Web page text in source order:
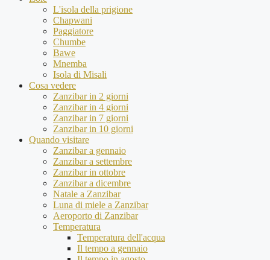
L'isola della prigione
Chapwani
Paggiatore
Chumbe
Bawe
Mnemba
Isola di Misali
Cosa vedere
Zanzibar in 2 giorni
Zanzibar in 4 giorni
Zanzibar in 7 giorni
Zanzibar in 10 giorni
Quando visitare
Zanzibar a gennaio
Zanzibar a settembre
Zanzibar in ottobre
Zanzibar a dicembre
Natale a Zanzibar
Luna di miele a Zanzibar
Aeroporto di Zanzibar
Temperatura
Temperatura dell'acqua
Il tempo a gennaio